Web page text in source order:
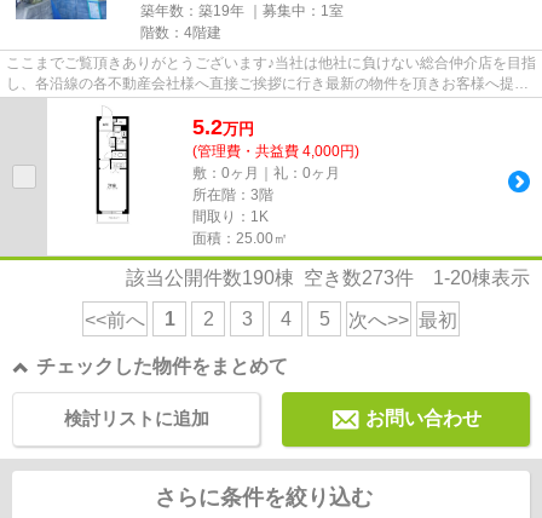
築年数：築19年 ｜募集中： 1室
階数：4階建
ここまでご覧頂きありがとうございます♪当社は他社に負けない総合仲介店を目指
し、各沿線の各不動産会社様へ直接ご挨拶に行き最新の物件を頂きお客様へ提供
しております！最新の情報は...
5.2万円
(管理費・共益費 4,000円)
敷：0ヶ月｜礼：0ヶ月
所在階：3階
間取り：1K
面積：25.00㎡
該当公開件数190棟 空き数273件 1-20棟表示
<<前へ 1 2 3 4 5 次へ>> 最初
チェックした物件をまとめて
お問い合わせ
検討リストに追加
さらに条件を絞り込む